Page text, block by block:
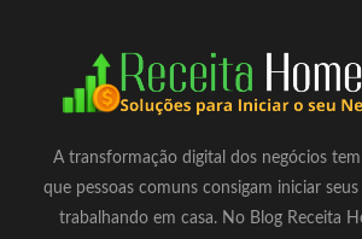
A transformação digital dos negócios
que pessoas comuns consigam iniciar
trabalhando em casa. No Blog Receita